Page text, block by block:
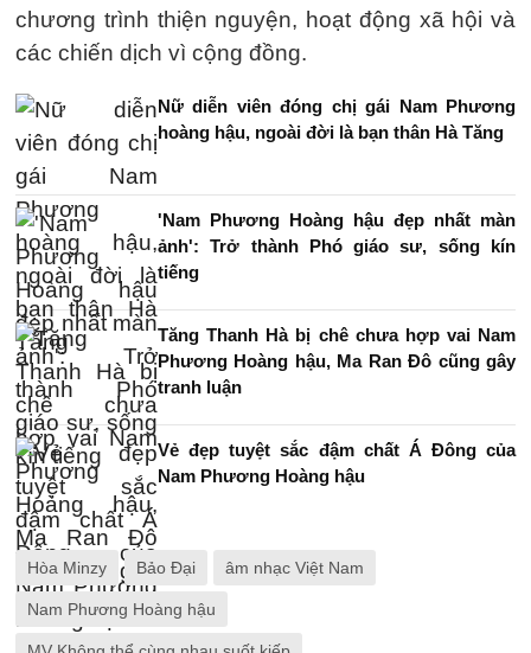
chương trình thiện nguyện, hoạt động xã hội và
các chiến dịch vì cộng đồng.
Nữ diễn viên đóng chị gái Nam Phương
hoàng hậu, ngoài đời là bạn thân Hà Tăng
'Nam Phương Hoàng hậu đẹp nhất màn
ảnh': Trở thành Phó giáo sư, sống kín
tiếng
Tăng Thanh Hà bị chê chưa hợp vai Nam
Phương Hoàng hậu, Ma Ran Đô cũng gây
tranh luận
Vẻ đẹp tuyệt sắc đậm chất Á Đông của
Nam Phương Hoàng hậu
Hòa Minzy Bảo Đại âm nhạc Việt Nam
Nam Phương Hoàng hậu